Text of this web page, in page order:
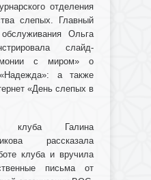
отделения
слепых. Главный
Ольга
слайд-
с миром» о
а также
«День слепых в
клуба Галина
рассказала
клуба и вручила
письма от